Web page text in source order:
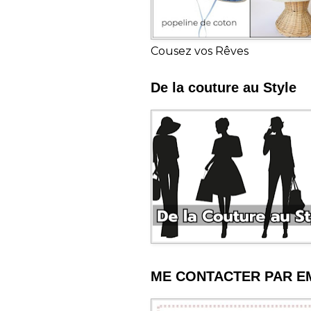
Cousez vos Rêves
De la couture au Style
ME CONTACTER PAR